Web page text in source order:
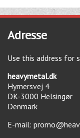
Adresse
Use this address for
heavymetal.dk
Hymersvej 4
DK-3000 Helsingør
Denmark
E-mail: